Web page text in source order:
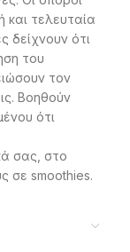
και τελευταία
δείχνουν ότι
του
τον
Βοηθούν
ότι
σας, στο
σε smoothies.